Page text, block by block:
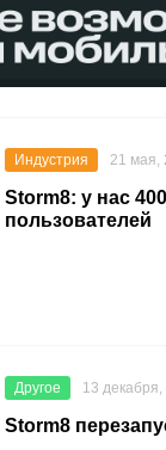
Индустрия 21 мая,
Storm8: у нас
пользователей
Другое 13 декабря,
Storm8